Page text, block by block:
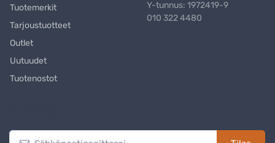
Tuotemerkit
Tarjoustuotteet
Outlet
Uutuudet
Tuotenostot
Y-tunnus: 1972419-9
010 322 4480